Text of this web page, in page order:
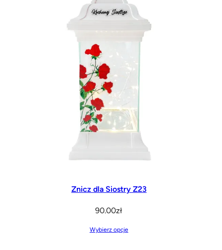
Znicz dla Siostry Z23
90.00zł
Wybierz opcje